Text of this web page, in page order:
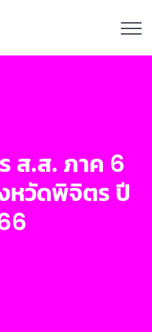
ส.ส. ภาค 6
หวัดพิจิตร ปี